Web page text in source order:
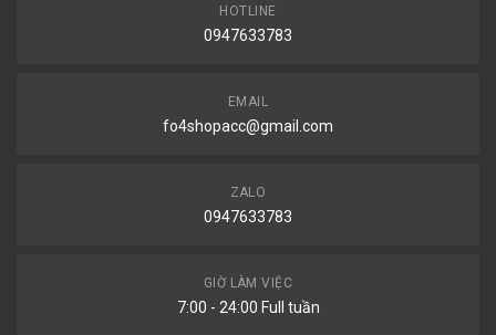
HOTLINE
0947633783
EMAIL
fo4shopacc@gmail.com
ZALO
0947633783
GIỜ LÀM VIỆC
7:00 - 24:00 Full tuần